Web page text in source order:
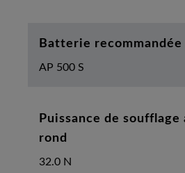
Batterie recommandée
AP 500 S
Puissance de
rond
32.0 N